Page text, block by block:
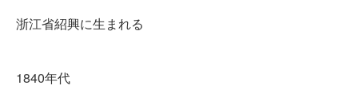
浙江省紹興に生まれる
1840年代